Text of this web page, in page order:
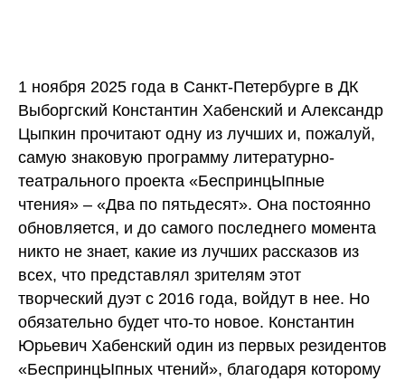
1 ноября 2025 года в Санкт-Петербурге в ДК
Выборгский Константин Хабенский и Александр
Цыпкин прочитают одну из лучших и, пожалуй,
самую знаковую программу литературно-
театрального проекта «БеспринцЫпные
чтения» – «Два по пятьдесят». Она постоянно
обновляется, и до самого последнего момента
никто не знает, какие из лучших рассказов из
всех, что представлял зрителям этот
творческий дуэт с 2016 года, войдут в нее. Но
обязательно будет что-то новое. Константин
Юрьевич Хабенский один из первых резидентов
«БеспринцЫпных чтений», благодаря которому